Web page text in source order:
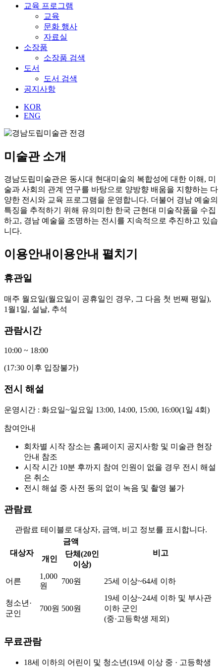
교육 프로그램
교육
문화 행사
자료실
소장품
소장품 검색
도서
도서 검색
공지사항
KOR
ENG
미술관 소개
경남도립미술관은 동시대 현대미술의 복합성에 대한 이해, 미
술과 사회의 관계 연구를 바탕으로 양방향 배움을 지향하는 다
양한 전시와 교육 프로그램을 운영합니다. 더불어 경남 예술의
특징을 추적하기 위해 유의미한 한국 근현대 미술작품을 수집
하고, 경남 예술을 조명하는 전시를 지속적으로 추진하고 있습
니다.
이용안내 이용안내 펼치기
휴관일
매주 월요일(월요일이 공휴일인 경우, 그 다음 첫 번째 평일),
1월1일, 설날, 추석
관람시간
10:00 ~ 18:00
(17:30 이후 입장불가)
전시 해설
운영시간 : 화요일~일요일 13:00, 14:00, 15:00, 16:00(1일 4회)
참여안내
회차별 시작 장소는 홈페이지 공지사항 및 미술관 현장
안내 참조
시작 시간 10분 후까지 참여 인원이 없을 경우 전시 해설
은 취소
전시 해설 중 사전 동의 없이 녹음 및 촬영 불가
관람료
관람료 테이블로 대상자, 금액, 비고 정보를 표시합니다.
대상자
금액
비고
개인
단체(20인
이상)
어른
1,000
원
700원 25세 이상~64세 이하
청소년·
군인
700원 500원
19세 이상~24세 이하 및 부사관
이하 군인
(중·고등학생 제외)
무료관람
18세 이하의 어린이 및 청소년(19세 이상 중 · 고등학생